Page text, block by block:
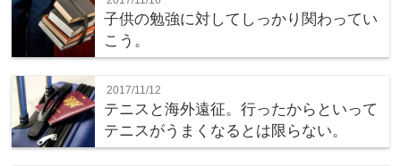
子供の勉強に対してしっかり関わってい
こう。
2017/11/12
テニスと海外遠征。行ったからといって
テニスがうまくなるとは限らない。